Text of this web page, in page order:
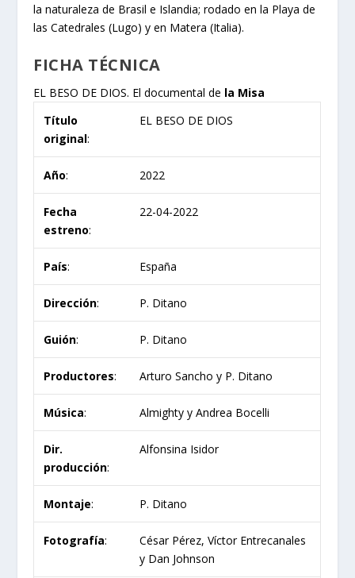
la naturaleza de Brasil e Islandia; rodado en la Playa de
las Catedrales (Lugo) y en Matera (Italia).
FICHA TÉCNICA
EL BESO DE DIOS. El documental de la Misa
Título
original:
EL BESO DE DIOS
Año: 2022
Fecha
estreno:
22-04-2022
País: España
Dirección: P. Ditano
Guión: P. Ditano
Productores: Arturo Sancho y P. Ditano
Música: Almighty y Andrea Bocelli
Dir.
producción:
Alfonsina Isidor
Montaje: P. Ditano
Fotografía:
César Pérez, Víctor Entrecanales
y Dan Johnson